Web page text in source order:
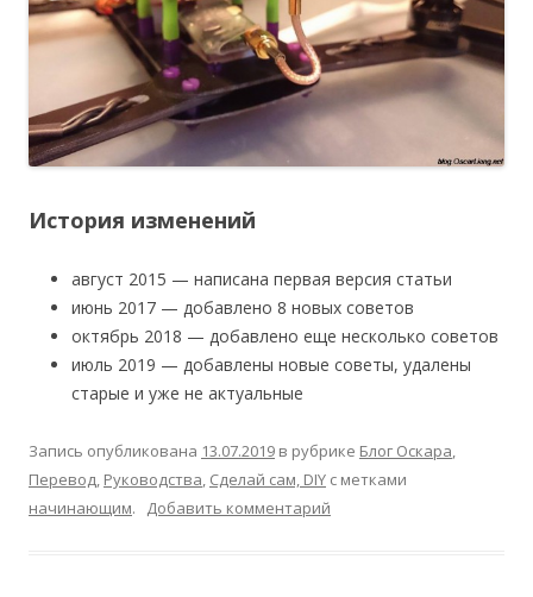
История изменений
август 2015 — написана первая версия статьи
июнь 2017 — добавлено 8 новых советов
октябрь 2018 — добавлено еще несколько советов
июль 2019 — добавлены новые советы, удалены
старые и уже не актуальные
Запись опубликована 13.07.2019 в рубрике Блог Оскара,
Перевод, Руководства, Сделай сам, DIY с метками
начинающим. Добавить комментарий